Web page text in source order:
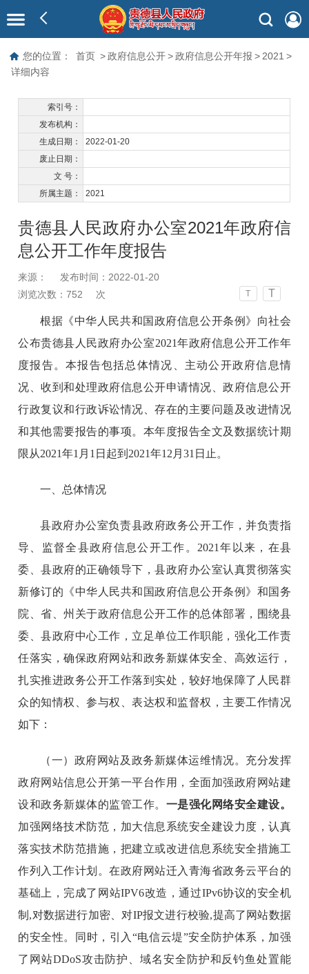
您的位置： 首页 > 政府信息公开 > 政府信息公开年报 > 2021 >
详细内容
索引号：
发布机构：
生成日期：
2022-01-20
废止日期：
文 号：
所属主题：
2021
贵德县人民政府办公室2021年政府信
息公开工作年度报告
来源：
发布时间：2022-01-20
浏览次数：752 次 T T
根据《中华人民共和国政府信息公开条例》向社会
公布贵德县人民政府办公室2021年政府信息公开工作年
度报告。本报告包括总体情况、主动公开政府信息情
况、收到和处理政府信息公开申请情况、政府信息公开
行政复议和行政诉讼情况、存在的主要问题及改进情况
和其他需要报告的事项。本年度报告全文及数据统计期
限从2021年1月1日起到2021年12月31日止。
一、总体情况
县政府办公室负责县政府政务公开工作，并负责指
导、监督全县政府信息公开工作。2021年以来，在县
委、县政府的正确领导下，县政府办公室认真贯彻落实
新修订的《中华人民共和国政府信息公开条例》和国务
院、省、州关于政府信息公开工作的总体部署，围绕县
委、县政府中心工作，立足单位工作职能，强化工作责
任落实，确保政府网站和政务新媒体安全、高效运行，
扎实推进政务公开工作落到实处，较好地保障了人民群
众的知情权、参与权、表达权和监督权，主要工作情况
如下：
（一）政府网站及政务新媒体运维情况。充分发挥
政府网站信息公开第一平台作用，全面加强政府网站建
设和政务新媒体的监管工作。 一是强化网络安全建设。
加强网络技术防范，加大信息系统安全建设力度，认真
落实技术防范措施，把建立或改进信息系统安全措施工
作列入工作计划。在政府网站迁入青海省政务云平台的
基础上，完成了网站IPV6改造，通过IPv6协议的安全机
制,对数据进行加密、对IP报文进行校验,提高了网站数据
的安全性。同时，引入“电信云堤”安全防护体系，加强
了网站DDoS攻击防护、域名安全防护和反钓鱼处置能